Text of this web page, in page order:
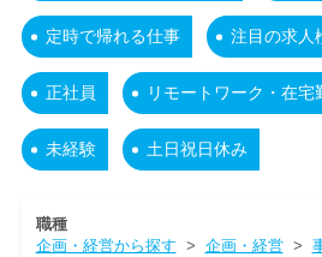
定時で帰れる仕事 注目の求人
正社員 リモートワーク・在宅
未経験 土日祝日休み
職種
企画・経営から探す > 企画・経営>